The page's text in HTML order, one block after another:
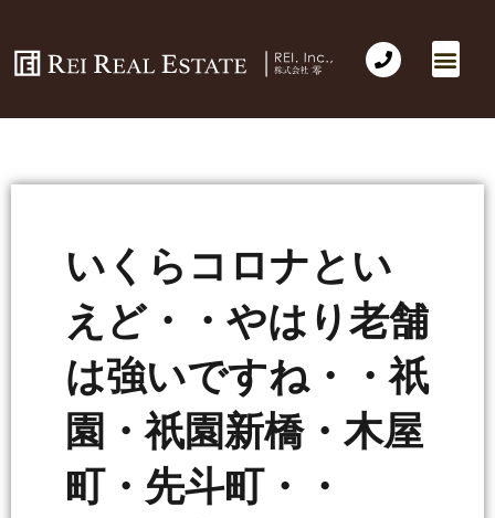
いくらコロナとい
えど・・やはり老舗
は強いですね・・祇
園・祇園新橋・木屋
町・先斗町・・